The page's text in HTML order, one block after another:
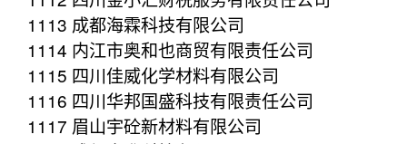
1113 成都海霖科技有限公司
1114 内江市奥和也商贸有限责任公司
1115 四川佳威化学材料有限公司
1116 四川华邦国盛科技有限责任公司
1117 眉山宇砼新材料有限公司